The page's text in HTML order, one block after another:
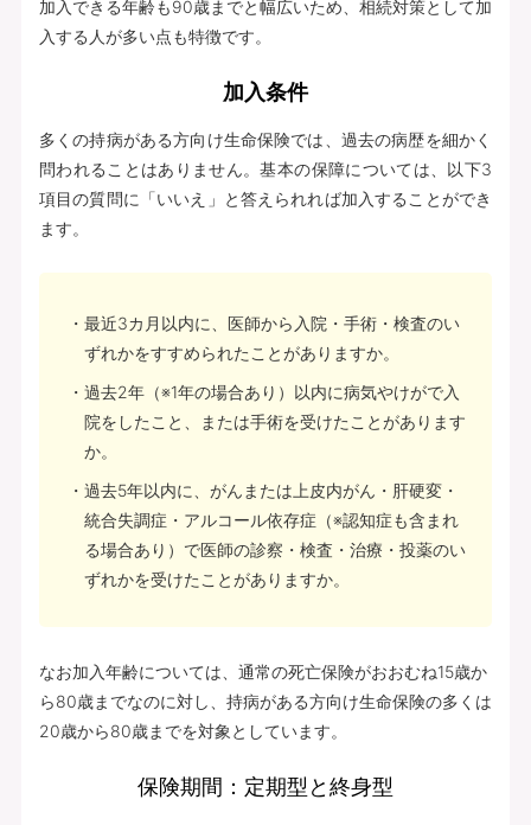
加入できる年齢も90歳までと幅広いため、相続対策として加
入する人が多い点も特徴です。
加入条件
多くの持病がある方向け生命保険では、過去の病歴を細かく
問われることはありません。基本の保障については、以下3
項目の質問に「いいえ」と答えられれば加入することができ
ます。
最近3カ月以内に、医師から入院・手術・検査のい
ずれかをすすめられたことがありますか。
過去2年（※1年の場合あり）以内に病気やけがで入
院をしたこと、または手術を受けたことがあります
か。
過去5年以内に、がんまたは上皮内がん・肝硬変・
統合失調症・アルコール依存症（※認知症も含まれ
る場合あり）で医師の診察・検査・治療・投薬のい
ずれかを受けたことがありますか。
なお加入年齢については、通常の死亡保険がおおむね15歳か
ら80歳までなのに対し、持病がある方向け生命保険の多くは
20歳から80歳までを対象としています。
保険期間：定期型と終身型